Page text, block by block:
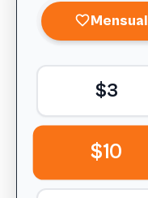
Mensual
$3
$10